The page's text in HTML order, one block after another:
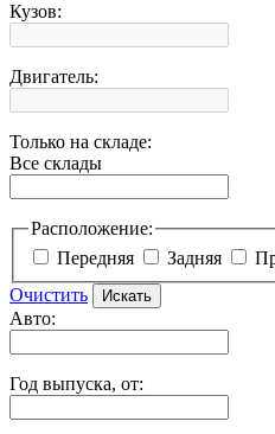
Кузов:
Двигатель:
Только на складе:
Все склады
Расположение:
Передняя
Задняя
Очистить
Авто:
Год выпуска, от: